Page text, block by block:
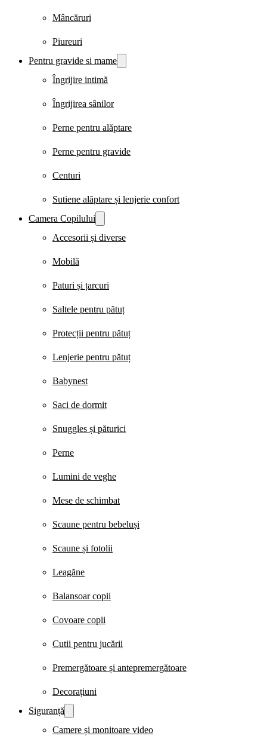
Mâncăruri
Piureuri
Pentru gravide si mame
Îngrijire intimă
Îngrijirea sânilor
Perne pentru alăptare
Perne pentru gravide
Centuri
Sutiene alăptare și lenjerie confort
Camera Copilului
Accesorii și diverse
Mobilă
Paturi și țarcuri
Saltele pentru pătuț
Protecții pentru pătuț
Lenjerie pentru pătuț
Babynest
Saci de dormit
Snuggles și păturici
Perne
Lumini de veghe
Mese de schimbat
Scaune pentru bebeluși
Scaune și fotolii
Leagăne
Balansoar copii
Covoare copii
Cutii pentru jucării
Premergătoare și antepremergătoare
Decorațiuni
Siguranță
Camere și monitoare video